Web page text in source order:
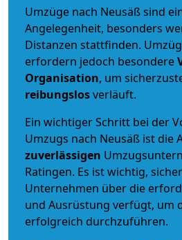
Umzüge nach Neusäß sind
Angelegenheit, besonders
Distanzen stattfinden.
erfordern jedoch besondere
Organisation, um
reibungslosverläuft.
Ein wichtiger Schritt bei der
Umzugs nach Neusäß ist die
zuverlässigen
Ratingen. Es ist wichtig,
Unternehmen über die
und Ausrüstung verfügt, um
erfolgreich durchzuführen.